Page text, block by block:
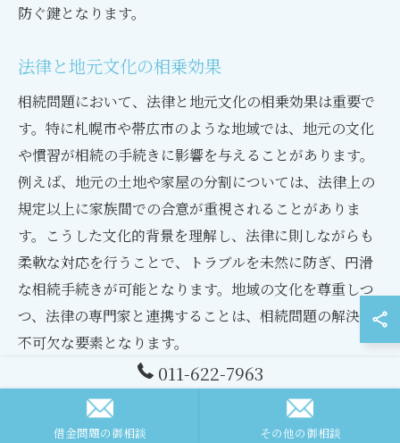
防ぐ鍵となります。
法律と地元文化の相乗効果
相続問題において、法律と地元文化の相乗効果は重要で
す。特に札幌市や帯広市のような地域では、地元の文化
や慣習が相続の手続きに影響を与えることがあります。
例えば、地元の土地や家屋の分割については、法律上の
規定以上に家族間での合意が重視されることがありま
す。こうした文化的背景を理解し、法律に則しながらも
柔軟な対応を行うことで、トラブルを未然に防ぎ、円滑
な相続手続きが可能となります。地域の文化を尊重しつ
つ、法律の専門家と連携することは、相続問題の解決に
不可欠な要素となります。
地域の専門家と連携するメリット
相続手続きにおいて、地域の専門家と連携することは多
011-622-7963
借金問題の御相談 その他の御相談